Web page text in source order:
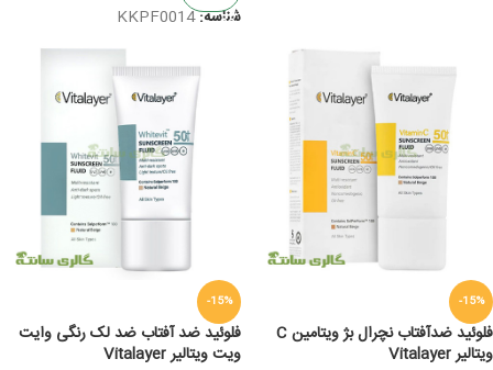
شناسه:KKPF0014
-15%
فلوئید ضدآفتاب نچرال بژ ویتامین C
ویتالیر Vitalayer
-15%
فلوئید ضد آفتاب ضد لک رنگی وایت
ویت ویتالیر Vitalayer